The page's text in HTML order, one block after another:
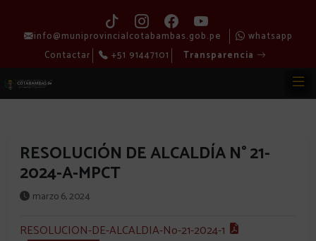
info@muniprovincialcotabambas.gob.pe
whatsapp
Contactar
+51 91447101 Transparencia
RESOLUCIÓN DE ALCALDÍA N° 21-
2024-A-MPCT
marzo 6, 2024
RESOLUCION-DE-ALCALDIA-No-21-2024-1